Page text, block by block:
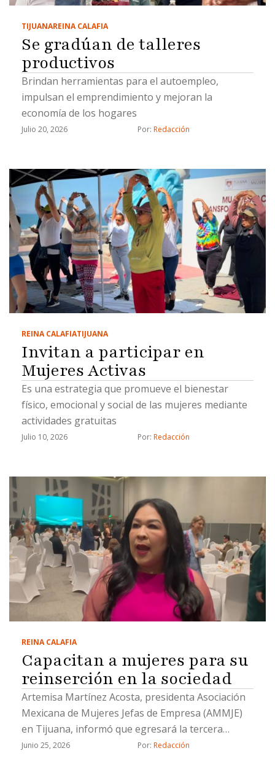
TIJUANAREINA CALAFIA
Se gradúan de talleres
productivos
Brindan herramientas para el autoempleo,
impulsan el emprendimiento y mejoran la
economía de los hogares
Julio 20, 2026 Por: Redacción
REINA CALAFIATIJUANA
Invitan a participar en
Mujeres Activas
Es una estrategia que promueve el bienestar
físico, emocional y social de las mujeres mediante
actividades gratuitas
Julio 10, 2026 Por: Redacción
REINA CALAFIA
Capacitan a mujeres para su
reinserción en la sociedad
Artemisa Martínez Acosta, presidenta Asociación
Mexicana de Mujeres Jefas de Empresa (AMMJE)
en Tijuana, informó que egresará la tercera
generación
Junio 25, 2026 Por: Redacción